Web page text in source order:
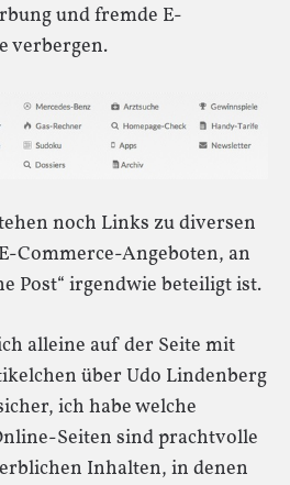
und fremde E-
verbergen.
noch Links zu diversen
Commerce-Angeboten, an
Post“ irgendwie beteiligt ist.
alleine auf der Seite mit
über Udo Lindenberg
ich habe welche
Seiten sind prachtvolle
Inhalten, in denen